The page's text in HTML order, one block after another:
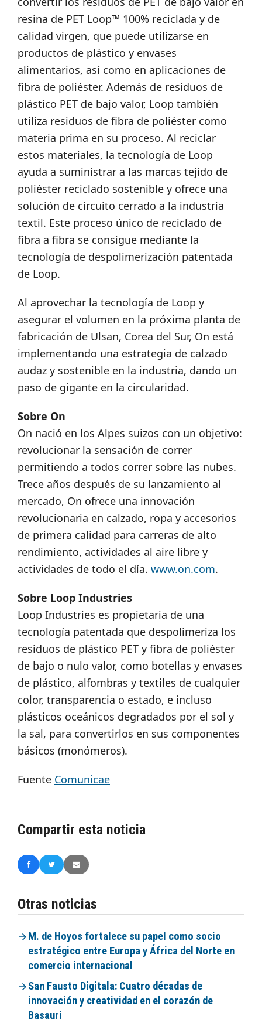
resina de PET Loop™ 100% reciclada y de
calidad virgen, que puede utilizarse en
productos de plástico y envases
alimentarios, así como en aplicaciones de
fibra de poliéster. Además de residuos de
plástico PET de bajo valor, Loop también
utiliza residuos de fibra de poliéster como
materia prima en su proceso. Al reciclar
estos materiales, la tecnología de Loop
ayuda a suministrar a las marcas tejido de
poliéster reciclado sostenible y ofrece una
solución de circuito cerrado a la industria
textil. Este proceso único de reciclado de
fibra a fibra se consigue mediante la
tecnología de despolimerización patentada
de Loop.
Al aprovechar la tecnología de Loop y
asegurar el volumen en la próxima planta de
fabricación de Ulsan, Corea del Sur, On está
implementando una estrategia de calzado
audaz y sostenible en la industria, dando un
paso de gigante en la circularidad.
Sobre On
On nació en los Alpes suizos con un objetivo:
revolucionar la sensación de correr
permitiendo a todos correr sobre las nubes.
Trece años después de su lanzamiento al
mercado, On ofrece una innovación
revolucionaria en calzado, ropa y accesorios
de primera calidad para carreras de alto
rendimiento, actividades al aire libre y
actividades de todo el día. www.on.com.
Sobre Loop Industries
Loop Industries es propietaria de una
tecnología patentada que despolimeriza los
residuos de plástico PET y fibra de poliéster
de bajo o nulo valor, como botellas y envases
de plástico, alfombras y textiles de cualquier
color, transparencia o estado, e incluso
plásticos oceánicos degradados por el sol y
la sal, para convertirlos en sus componentes
básicos (monómeros).
Fuente Comunicae
Compartir esta noticia
Otras noticias
M. de Hoyos fortalece su papel como socio
estratégico entre Europa y África del Norte en
comercio internacional
San Fausto Digitala: Cuatro décadas de
innovación y creatividad en el corazón de
Basauri